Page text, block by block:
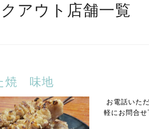
アウト店舗一覧
焼 味地
お電話いた
軽にお問合せ